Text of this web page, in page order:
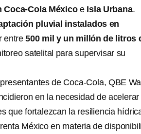
Coca-Cola Méxicoe Isla Urbana.
pluvial instalados en
entre500 mil y un millón de litros
satelital para supervisar su
de Coca-Cola, QBE
en la necesidad de acelerar
que fortalezcan la resiliencia
México en materia de